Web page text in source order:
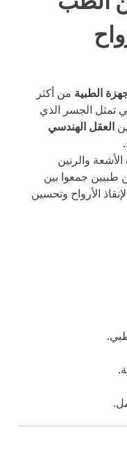
الطبية من أكثر
تمثل الجسر الذي
العقل الهندسي
والرنين
طبيين جمعوا بين
الأرواح وتحسين